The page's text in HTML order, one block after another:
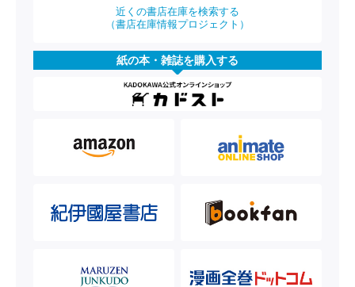
近くの書店在庫を検索する
（書店在庫情報プロジェクト）
紙の本・雑誌を購入する